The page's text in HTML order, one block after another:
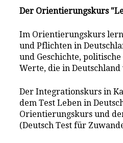
Der Orientierungskurs
Im Orientierungskurs
und Pflichten in
und Geschichte,
Werte, die in
Der Integrationskurs in
dem Test Leben in
Orientierungskurs und
(Deutsch Test für